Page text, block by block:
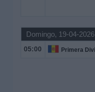
Domingo, 19-04-2026
05:00